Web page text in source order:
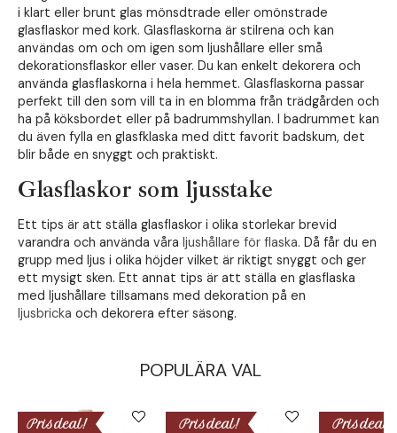
i klart eller brunt glas mönsdtrade eller omönstrade
glasflaskor med kork. Glasflaskorna är stilrena och kan
användas om och om igen som ljushållare eller små
dekorationsflaskor eller vaser. Du kan enkelt dekorera och
använda glasflaskorna i hela hemmet. Glasflaskorna passar
perfekt till den som vill ta in en blomma från trädgården och
ha på köksbordet eller på badrummshyllan. I badrummet kan
du även fylla en glasfklaska med ditt favorit badskum, det
blir både en snyggt och praktiskt.
Glasflaskor som ljusstake
Ett tips är att ställa glasflaskor i olika storlekar brevid
varandra och använda våra ljushållare för flaska. Då får du en
grupp med ljus i olika höjder vilket är riktigt snyggt och ger
ett mysigt sken. Ett annat tips är att ställa en glasflaska
med ljushållare tillsamans med dekoration på en
ljusbricka och dekorera efter säsong.
POPULÄRA VAL
Prisdeal! Prisdeal! Prisdeal!